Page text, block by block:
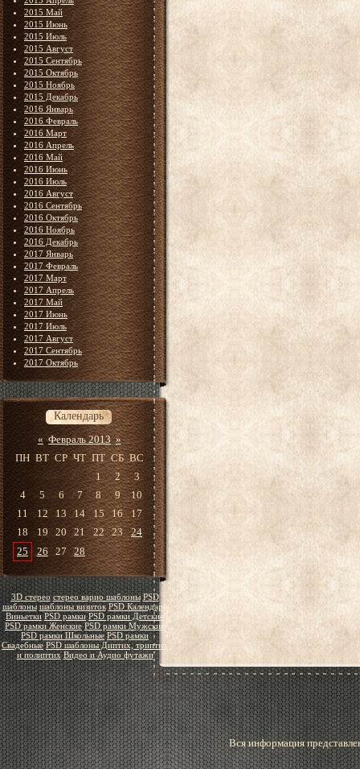
2015 Май
2015 Июнь
2015 Июль
2015 Август
2015 Сентябрь
2015 Октябрь
2015 Ноябрь
2015 Декабрь
2016 Январь
2016 Февраль
2016 Март
2016 Апрель
2016 Май
2016 Июнь
2016 Июль
2016 Август
2016 Сентябрь
2016 Октябрь
2016 Ноябрь
2016 Декабрь
2017 Январь
2017 Февраль
2017 Март
2017 Апрель
2017 Май
2017 Июнь
2017 Июль
2017 Август
2017 Сентябрь
2017 Октябрь
Календарь
« Февраль 2013 »
ПН ВТ СР ЧТ ПТ СБ ВС
1
2
3
4
5 6 7 8 9
10
11
12 13 14 15 16
17
18
19 20 21 22 23
24
25
26 27 28
3D стерео стерео варио шаблоны PSD
шаблоны шаблоны визиток PSD Календари
Виньетки PSD рамки PSD рамки Детские
PSD рамки Женские PSD рамки Мужские
PSD рамки Школьные PSD рамки
Свадебные PSD шаблоны Диптих, триптих
и полиптих Видео и Аудио футажи
Вся информация